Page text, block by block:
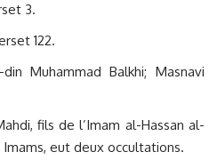
3.
122.
Muhammad Balkhi; Masnavi
fils de l’Imam al-Hassan al-
eut deux occultations.